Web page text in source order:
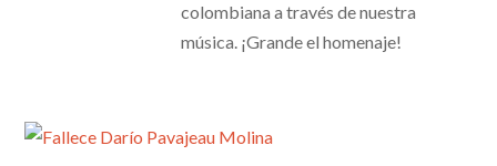
colombiana a través de nuestra
música. ¡Grande el homenaje!